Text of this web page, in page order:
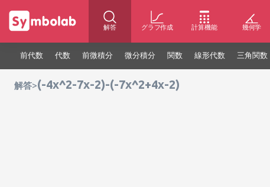
解答 グラフ作成 計算機能 幾何学
前代数 代数 前微積分 微分積分 関数 線形代数 三角関数
解答>(-4x^2-7x-2)-(-7x^2+4x-2)